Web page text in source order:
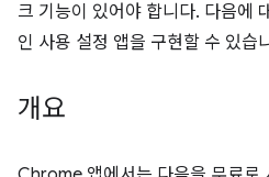
크 기능이 있어야 합니다. 다음에
인 사용 설정 앱을 구현할 수 있습
개요